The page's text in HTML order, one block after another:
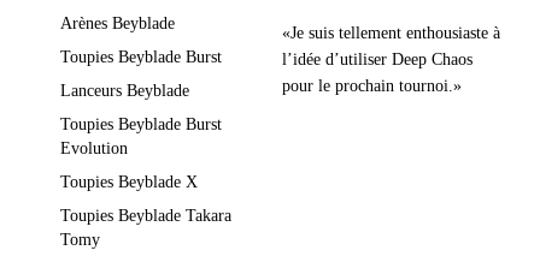
Arènes Beyblade
Toupies Beyblade Burst
Lanceurs Beyblade
Toupies Beyblade Burst
Evolution
Toupies Beyblade X
Toupies Beyblade Takara
Tomy
«Je suis tellement enthousiaste à
l’idée d’utiliser Deep Chaos
pour le prochain tournoi.»